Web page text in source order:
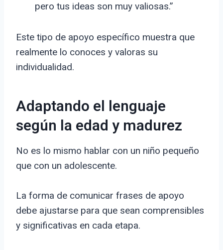
pero tus ideas son muy valiosas.”
Este tipo de apoyo específico muestra que
realmente lo conoces y valoras su
individualidad.
Adaptando el lenguaje
según la edad y madurez
No es lo mismo hablar con un niño pequeño
que con un adolescente.
La forma de comunicar frases de apoyo
debe ajustarse para que sean comprensibles
y significativas en cada etapa.